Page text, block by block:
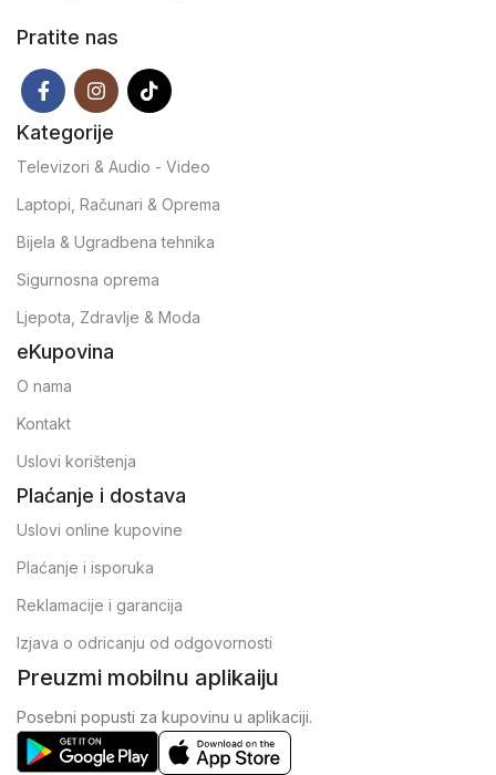
Pratite nas
Kategorije
Televizori & Audio - Video
Laptopi, Računari & Oprema
Bijela & Ugradbena tehnika
Sigurnosna oprema
Ljepota, Zdravlje & Moda
eKupovina
O nama
Kontakt
Uslovi korištenja
Plaćanje i dostava
Uslovi online kupovine
Plaćanje i isporuka
Reklamacije i garancija
Izjava o odricanju od odgovornosti
Preuzmi mobilnu aplikaiju
Posebni popusti za kupovinu u aplikaciji.